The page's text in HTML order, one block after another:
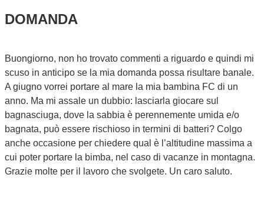
DOMANDA
Buongiorno, non ho trovato commenti a riguardo e quindi mi
scuso in anticipo se la mia domanda possa risultare banale.
A giugno vorrei portare al mare la mia bambina FC di un
anno. Ma mi assale un dubbio: lasciarla giocare sul
bagnasciuga, dove la sabbia è perennemente umida e/o
bagnata, può essere rischioso in termini di batteri? Colgo
anche occasione per chiedere qual è l’altitudine massima a
cui poter portare la bimba, nel caso di vacanze in montagna.
Grazie molte per il lavoro che svolgete. Un caro saluto.